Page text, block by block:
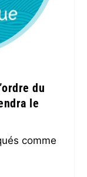
du
le
comme